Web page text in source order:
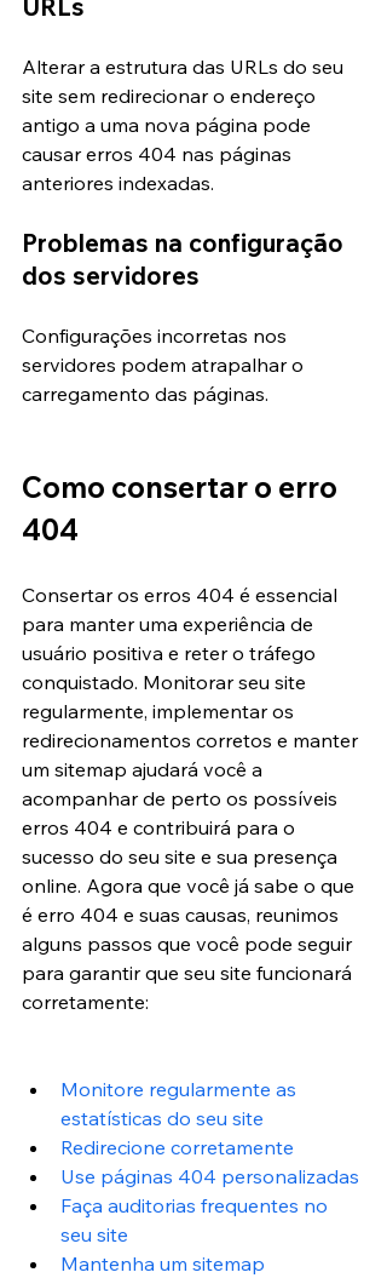
URLs
Alterar a estrutura das URLs do seu
site sem redirecionar o endereço
antigo a uma nova página pode
causar erros 404 nas páginas
anteriores indexadas.
Problemas na configuração
dos servidores
Configurações incorretas nos
servidores podem atrapalhar o
carregamento das páginas.
Como consertar o erro
404
Consertar os erros 404 é essencial
para manter uma experiência de
usuário positiva e reter o tráfego
conquistado. Monitorar seu site
regularmente, implementar os
redirecionamentos corretos e manter
um sitemap ajudará você a
acompanhar de perto os possíveis
erros 404 e contribuirá para o
sucesso do seu site e sua presença
online. Agora que você já sabe o que
é erro 404 e suas causas, reunimos
alguns passos que você pode seguir
para garantir que seu site funcionará
corretamente:
Monitore regularmente as
estatísticas do seu site
Redirecione corretamente
Use páginas 404 personalizadas
Faça auditorias frequentes no
seu site
Mantenha um sitemap